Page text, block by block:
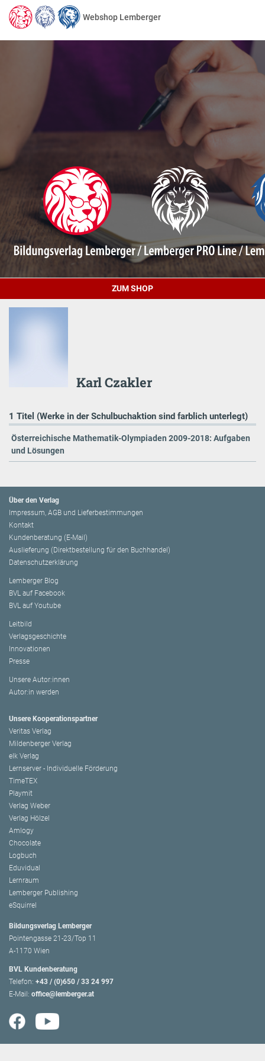
Webshop Lemberger
ZUM SHOP
Karl Czakler
1 Titel (Werke in der Schulbuchaktion sind farblich unterlegt)
Österreichische Mathematik-Olympiaden 2009-2018: Aufgaben
und Lösungen
Über den Verlag
Impressum, AGB und Lieferbestimmungen
Kontakt
Kundenberatung (E-Mail)
Auslieferung (Direktbestellung für den Buchhandel)
Datenschutzerklärung
Lemberger Blog
BVL auf Facebook
BVL auf Youtube
Leitbild
Verlagsgeschichte
Innovationen
Presse
Unsere Autor:innen
Autor:in werden
Unsere Kooperationspartner
Veritas Verlag
Mildenberger Verlag
elk Verlag
Lernserver - Individuelle Förderung
TimeTEX
Playmit
Verlag Weber
Verlag Hölzel
Amlogy
Chocolate
Logbuch
Eduvidual
Lernraum
Lemberger Publishing
eSquirrel
Bildungsverlag Lemberger
Pointengasse 21-23/Top 11
A-1170 Wien
BVL Kundenberatung
Telefon: +43 / (0)650 / 33 24 997
E-Mail: office@lemberger.at